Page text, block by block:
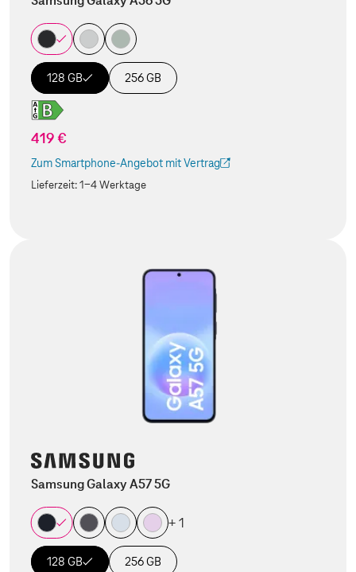
128 GB 256 GB
419 €
Zum Smartphone-Angebot mit Vertrag
(Der Link wird in einem neuen Tab geöffnet)
Lieferzeit:1-4 Werktage
Samsung Galaxy A57 5G
+ 1
128 GB 256 GB